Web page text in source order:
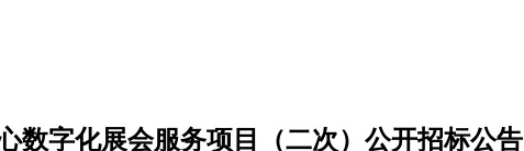
数字化展会服务项目（二次）公开招标公告